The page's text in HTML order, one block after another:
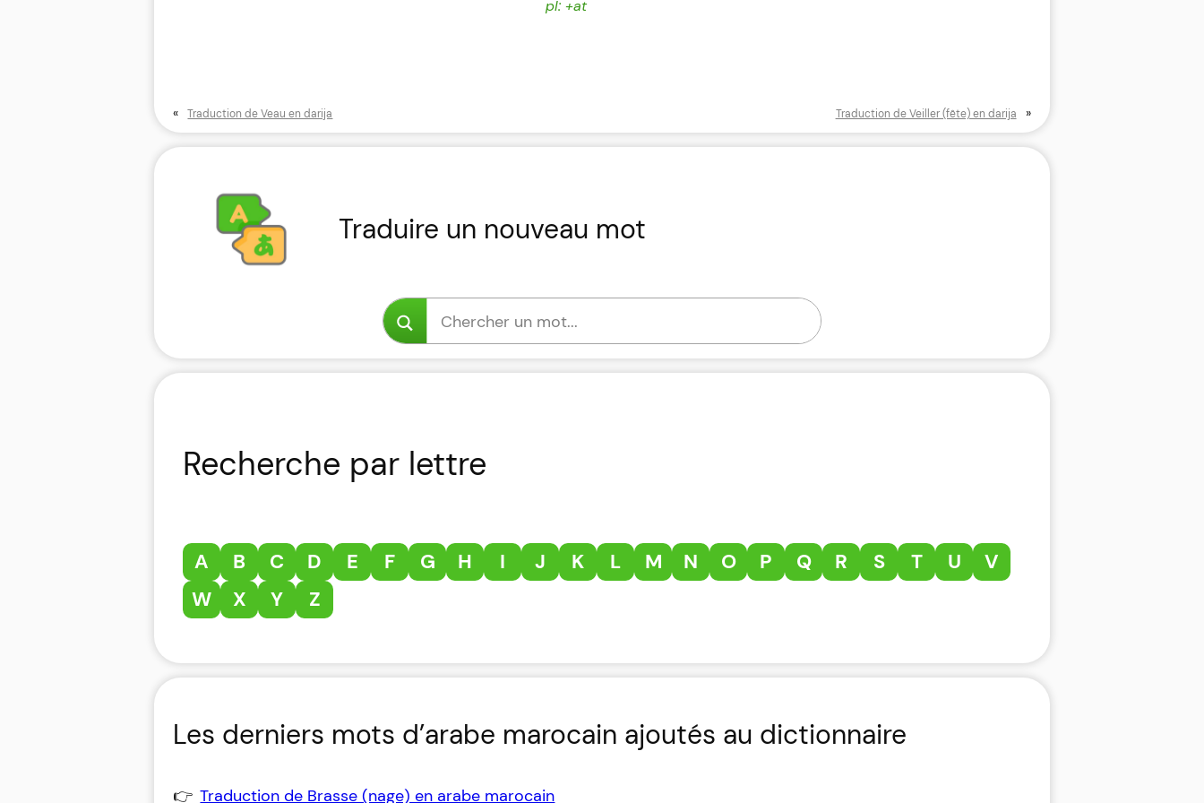
pl: +at
« Traduction de Veau en darija Traduction de Veiller (fête) en darija »
Traduire un nouveau mot
Recherche par lettre
A B C D E F G H I J K L M N O P Q R S T U
V
W
X Y Z
Les derniers mots d’arabe marocain ajoutés au dictionnaire
Traduction de Brasse (nage) en arabe marocain